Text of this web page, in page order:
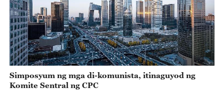
Simposyum ng mga di-komunista, itinaguyod ng
Komite Sentral ng CPC